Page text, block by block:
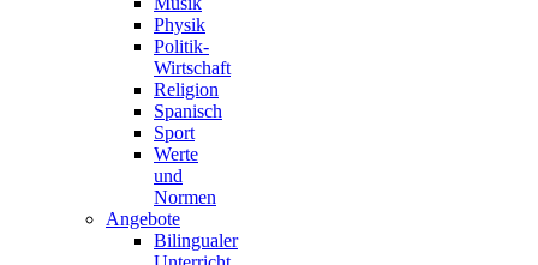
Physik
Politik-
Wirtschaft
Religion
Spanisch
Sport
Werte
und
Normen
Angebote
Bilingualer